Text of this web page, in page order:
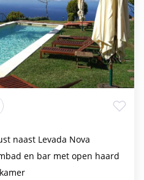
naast Levada Nova
en bar met open haard